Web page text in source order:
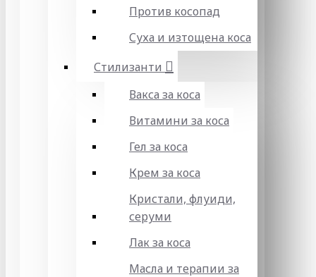
Против косопад
Суха и изтощена коса
Стилизанти
Вакса за коса
Витамини за коса
Гел за коса
Крем за коса
Кристали, флуиди,
серуми
Лак за коса
Масла и терапии за